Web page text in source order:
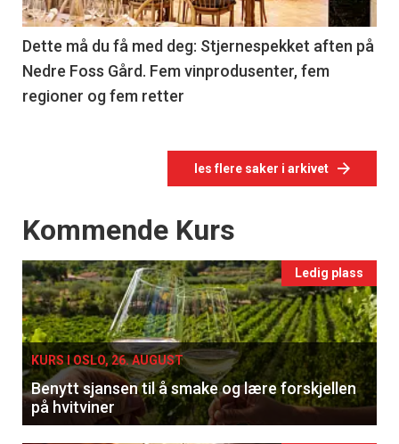
Dette må du få med deg: Stjernespekket aften på
Nedre Foss Gård. Fem vinprodusenter, fem
regioner og fem retter
les flere saker i arkivet
Events
Kommende Kurs
Ledig plass
KURS I OSLO, 26. AUGUST
Benytt sjansen til å smake og lære forskjellen
på hvitviner